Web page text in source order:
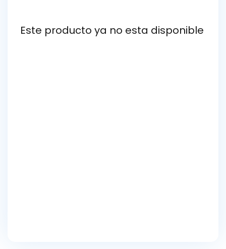
Este producto ya no esta disponible